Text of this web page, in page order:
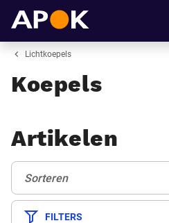
Lichtkoepels
Koepels
Artikelen
Sorteren:
Sorteren
FILTERS